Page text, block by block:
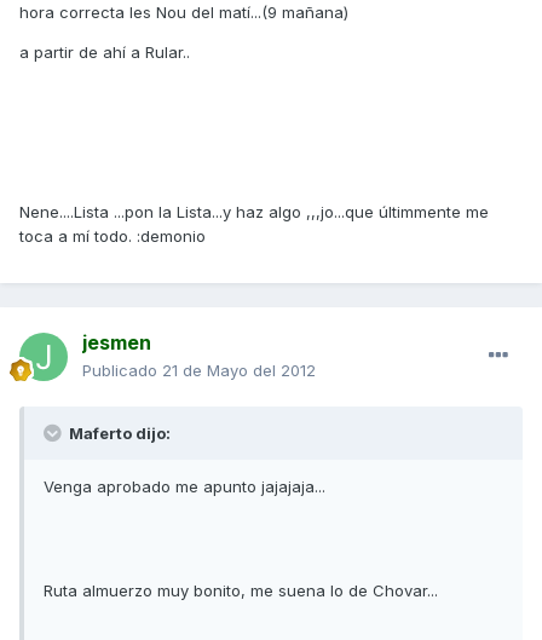
hora correcta les Nou del matí...(9 mañana)
a partir de ahí a Rular..
Nene....Lista ...pon la Lista...y haz algo ,,,jo...que últimmente me
toca a mí todo. :demonio
jesmen
Publicado 21 de Mayo del 2012
Maferto dijo:
Venga aprobado me apunto jajajaja...
Ruta almuerzo muy bonito, me suena lo de Chovar...